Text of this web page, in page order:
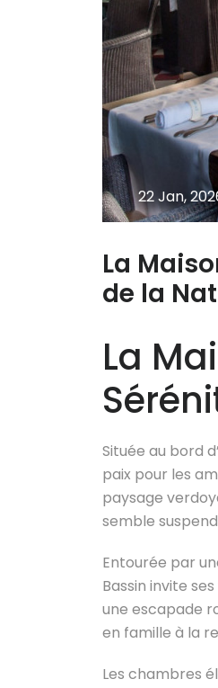
22 Jan,
La
de la
La
Située au bord
paix pour les
paysage
semble
Entourée par
Bassin invite
une escapade
en famille à la
Les chambres